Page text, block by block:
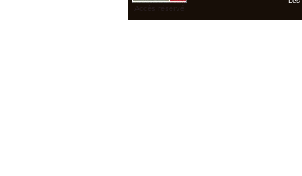
Accès réservé